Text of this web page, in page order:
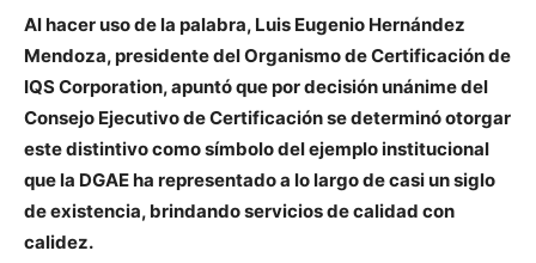
Al hacer uso de la palabra, Luis Eugenio Hernández
Mendoza, presidente del Organismo de Certificación de
IQS Corporation, apuntó que por decisión unánime del
Consejo Ejecutivo de Certificación se determinó otorgar
este distintivo como símbolo del ejemplo institucional
que la DGAE ha representado a lo largo de casi un siglo
de existencia, brindando servicios de calidad con
calidez.